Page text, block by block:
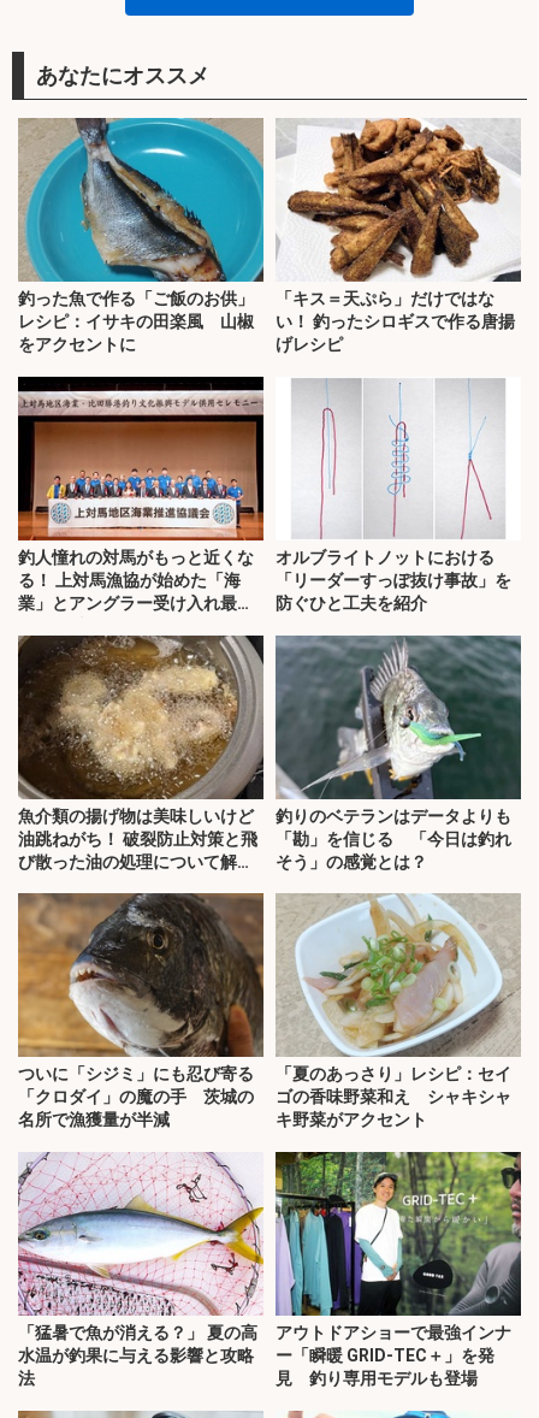
あなたにオススメ
釣った魚で作る「ご飯のお供」
レシピ：イサキの田楽風 山椒
をアクセントに
「キス＝天ぷら」だけではな
い！ 釣ったシロギスで作る唐揚
げレシピ
釣人憧れの対馬がもっと近くな
る！ 上対馬漁協が始めた「海
業」とアングラー受け入れ最前
オルブライトノットにおける
「リーダーすっぽ抜け事故」を
防ぐひと工夫を紹介
魚介類の揚げ物は美味しいけど
油跳ねがち！ 破裂防止対策と飛
び散った油の処理について解
釣りのベテランはデータよりも
「勘」を信じる 「今日は釣れ
そう」の感覚とは？
ついに「シジミ」にも忍び寄る
「クロダイ」の魔の手 茨城の
名所で漁獲量が半減
「夏のあっさり」レシピ：セイ
ゴの香味野菜和え シャキシャ
キ野菜がアクセント
「猛暑で魚が消える？」 夏の高
水温が釣果に与える影響と攻略
法
アウトドアショーで最強インナ
ー「瞬暖 GRID-TEC＋」を発
見 釣り専用モデルも登場